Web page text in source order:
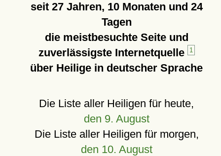
seit 27 Jahren, 10 Monaten und 24
Tagen
die meistbesuchte Seite und
zuverlässigste Internetquelle
1
über Heilige in deutscher Sprache
Die Liste aller Heiligen für heute,
den 9. August
Die Liste aller Heiligen für morgen,
den 10. August